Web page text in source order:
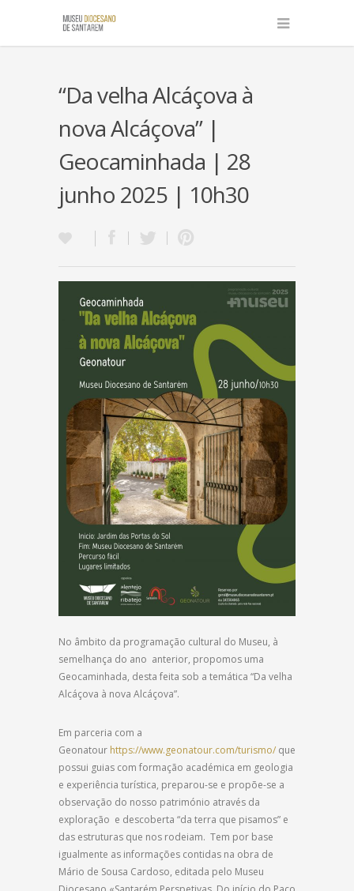
“Da velha Alcáçova à
nova Alcáçova” |
Geocaminhada | 28
junho 2025 | 10h30
No âmbito da programação cultural do Museu, à
semelhança do ano anterior, propomos uma
Geocaminhada, desta feita sob a temática “Da velha
Alcáçova à nova Alcáçova”.
Em parceria com a
Geonatour https://www.geonatour.com/turismo/ que
possui guias com formação académica em geologia
e experiência turística, preparou-se e propõe-se a
observação do nosso património através da
exploração e descoberta “da terra que pisamos” e
das estruturas que nos rodeiam. Tem por base
igualmente as informações contidas na obra de
Mário de Sousa Cardoso, editada pelo Museu